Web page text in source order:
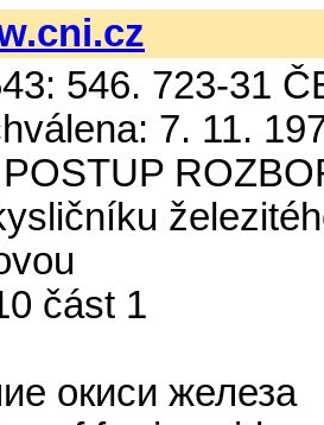
546. 723-31
7. 11.
část 1
окиси железа